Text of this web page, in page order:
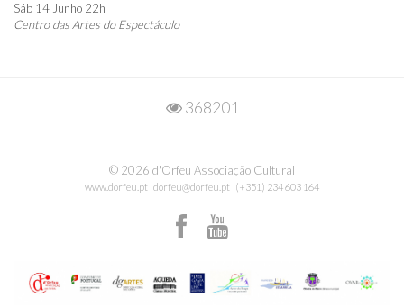
Sáb 14 Junho 22h
Centro das Artes do Espectáculo
368201
© 2026 d'Orfeu Associação Cultural
www.dorfeu.pt dorfeu@dorfeu.pt (+351) 234 603 164